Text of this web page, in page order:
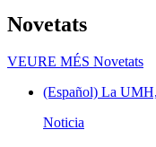
Novetats
VEURE MÉS Novetats
(Español) La
Noticia